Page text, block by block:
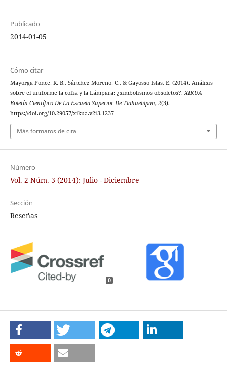
Publicado
2014-01-05
Cómo citar
Mayorga Ponce, R. B., Sánchez Moreno, C., & Gayosso Islas, E. (2014). Análisis
sobre el uniforme la cofia y la Lámpara: ¿simbolismos obsoletos?.XIKUA
Boletín Científico De La Escuela Superior De Tlahuelilpan, 2(3).
https://doi.org/10.29057/xikua.v2i3.1237
Más formatos de cita
Número
Vol. 2 Núm. 3 (2014): Julio - Diciembre
Sección
Reseñas
0